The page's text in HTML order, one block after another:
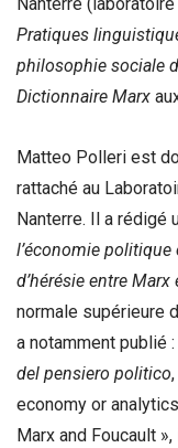
Pratiques
philosophie sociale
Dictionnaire Marx
Matteo Polleri est
rattaché au
Nanterre. Il a rédigé
l’économie
d’hérésie entre
normale supérieure
a notamment publié
del pensiero politico
economy or
Marx and Foucault »,